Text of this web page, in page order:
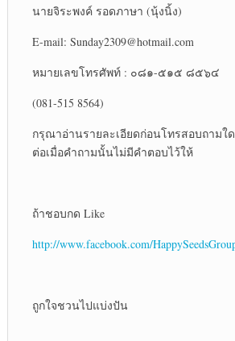
นายจิระพงค์ รอดภาษา (นุ้งนิ้ง)
E-mail: Sunday2309@hotmail.com
หมายเลขโทรศัพท์ : ๐๘๑-๕๑๕ ๘๕๖๔
(081-515 8564)
กรุณาอ่านรายละเอียดก่อนโทรสอบถามใ
ต่อเมื่อคำถามนั้นไม่มีคำตอบไว้ให้
ถ้าชอบกด Like
http://www.facebook.com/
ถูกใจชวนไปแบ่งปัน